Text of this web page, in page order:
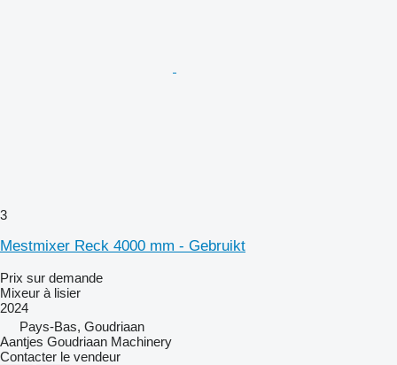
3
Mestmixer Reck 4000 mm - Gebruikt
Prix sur demande
Mixeur à lisier
2024
Pays-Bas, Goudriaan
Aantjes Goudriaan Machinery
Contacter le vendeur